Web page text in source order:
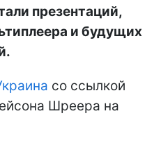
презентаций,
и будущих
со ссылкой
Шреера на